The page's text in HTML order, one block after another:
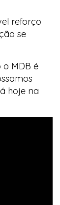
reforço
se
MDB é
hoje na